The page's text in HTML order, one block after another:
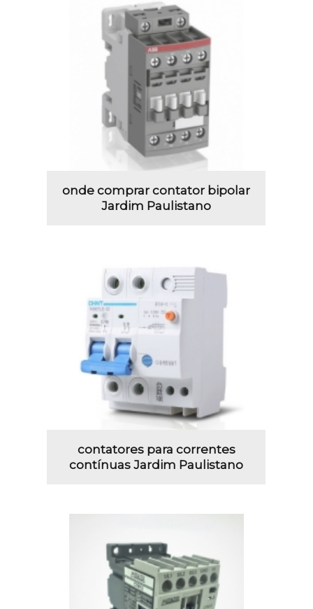
onde comprar contator bipolar
Jardim Paulistano
contatores para correntes
contínuas Jardim Paulistano